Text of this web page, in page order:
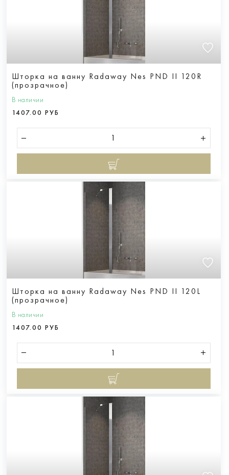
Шторка на ванну Radaway Nes PND II 120R
(прозрачное)
В наличии
1407.00 РУБ
Шторка на ванну Radaway Nes PND II 120L
(прозрачное)
В наличии
1407.00 РУБ